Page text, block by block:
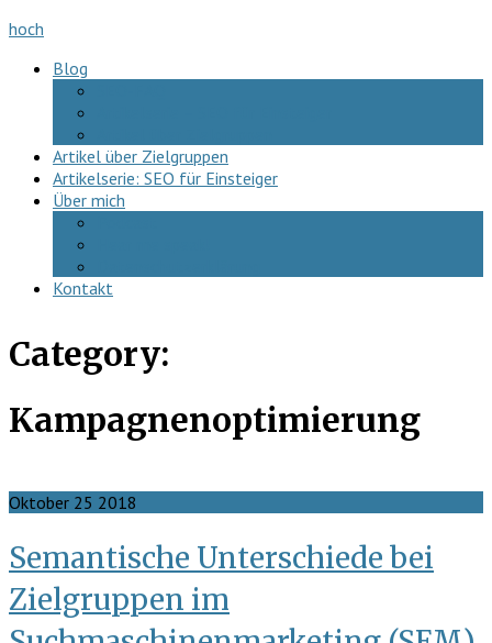
hoch
Blog
Artikel über Zielgruppen
Artikelserie: SEO für Einsteiger
Über mich
Kontakt
Category:
Kampagnenoptimierung
Oktober 25 2018
Semantische Unterschiede bei
Zielgruppen im